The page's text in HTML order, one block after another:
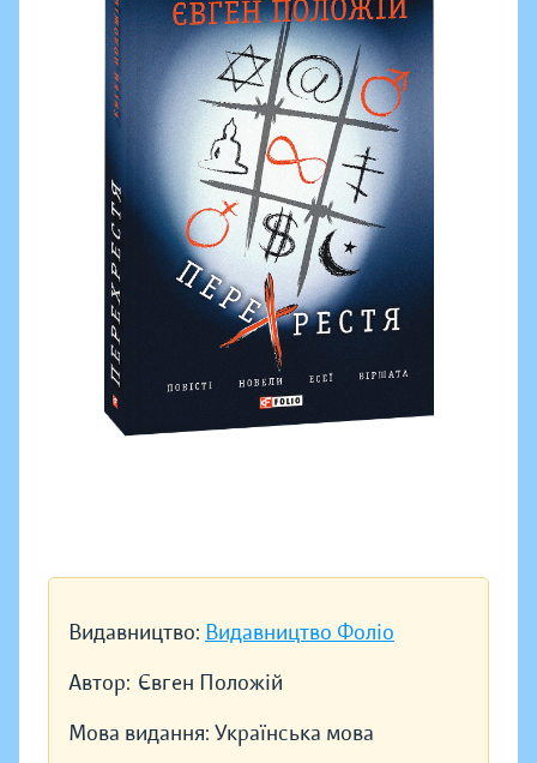
Видавництво: Видавництво Фоліо
Автор: Євген Положій
Мова видання: Українська мова